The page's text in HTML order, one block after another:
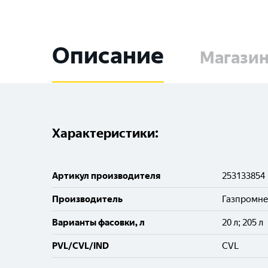
Описание
Характеристики:
Артикул производителя 253133854
Производитель
Варианты фасовки, л 20 л; 205 л
PVL/CVL/IND CVL